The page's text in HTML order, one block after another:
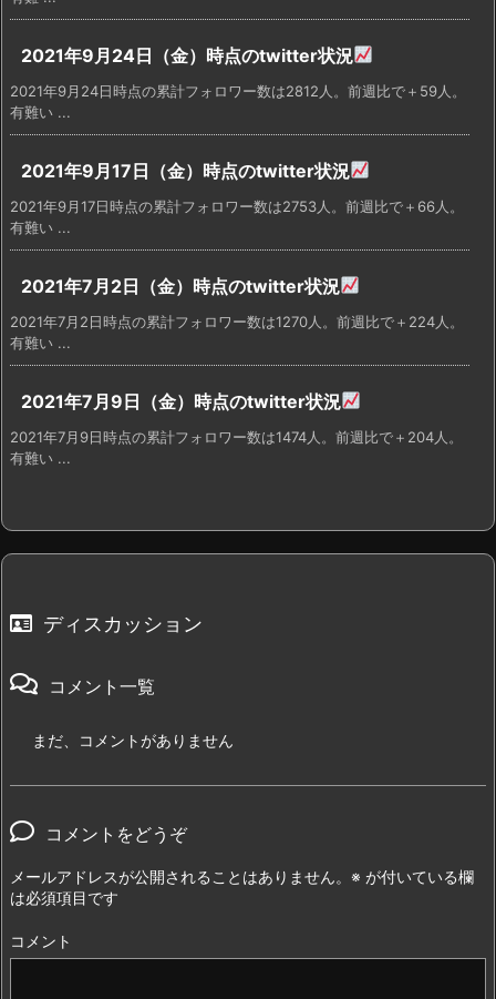
2021年9月24日（金）時点のtwitter状況
2021年9月24日時点の累計フォロワー数は2812人。前週比で＋59人。
有難い ...
2021年9月17日（金）時点のtwitter状況
2021年9月17日時点の累計フォロワー数は2753人。前週比で＋66人。
有難い ...
2021年7月2日（金）時点のtwitter状況
2021年7月2日時点の累計フォロワー数は1270人。前週比で＋224人。
有難い ...
2021年7月9日（金）時点のtwitter状況
2021年7月9日時点の累計フォロワー数は1474人。前週比で＋204人。
有難い ...
ディスカッション
コメント一覧
まだ、コメントがありません
コメントをどうぞ
メールアドレスが公開されることはありません。 ※ が付いている欄
は必須項目です
コメント